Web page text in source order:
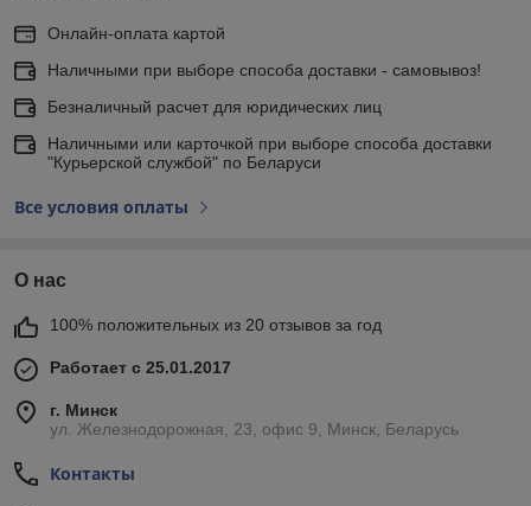
Онлайн-оплата картой
Наличными при выборе способа доставки - самовывоз!
Безналичный расчет для юридических лиц
Наличными или карточкой при выборе способа доставки
"Курьерской службой" по Беларуси
Все условия оплаты
О нас
100% положительных из 20 отзывов за год
Работает с 25.01.2017
г. Минск
ул. Железнодорожная, 23, офис 9, Минск, Беларусь
Контакты